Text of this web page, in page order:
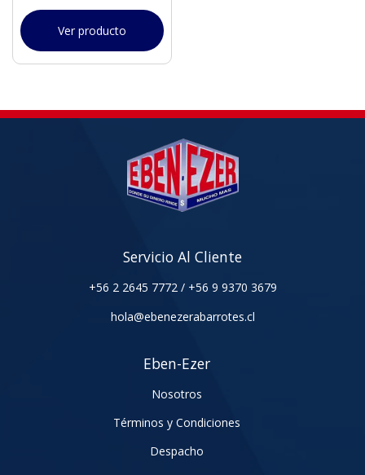
Ver producto
Servicio Al Cliente
+56 2 2645 7772 / +56 9 9370 3679
hola@ebenezerabarrotes.cl
Eben-Ezer
Nosotros
Términos y Condiciones
Despacho